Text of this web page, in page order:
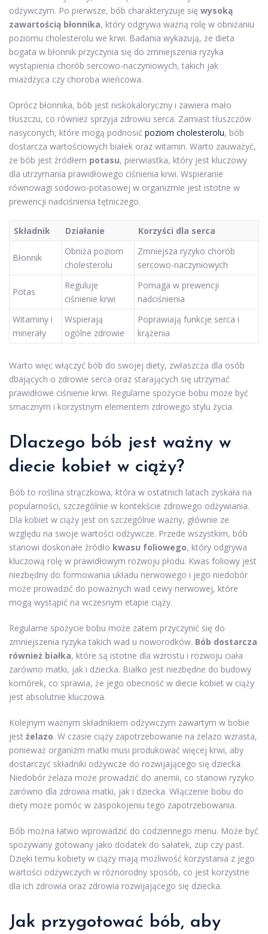
odżywczym. Po pierwsze, bób charakteryzuje się wysoką
zawartością błonnika, który odgrywa ważną rolę w obniżaniu
poziomu cholesterolu we krwi. Badania wykazują, że dieta
bogata w błonnik przyczynia się do zmniejszenia ryzyka
wystąpienia chorób sercowo-naczyniowych, takich jak
miażdżyca czy choroba wieńcowa.
Oprócz błonnika, bób jest niskokaloryczny i zawiera mało
tłuszczu, co również sprzyja zdrowiu serca. Zamiast tłuszczów
nasyconych, które mogą podnosić poziom cholesterolu, bób
dostarcza wartościowych białek oraz witamin. Warto zauważyć,
że bób jest źródłem potasu, pierwiastka, który jest kluczowy
dla utrzymania prawidłowego ciśnienia krwi. Wspieranie
równowagi sodowo-potasowej w organizmie jest istotne w
prewencji nadciśnienia tętniczego.
Składnik Działanie Korzyści dla serca
Błonnik
Obniża poziom
cholesterolu
Zmniejsza ryzyko chorób
sercowo-naczyniowych
Potas
Reguluje
ciśnienie krwi
Pomaga w prewencji
nadciśnienia
Witaminy i
minerały
Wspierają
ogólne zdrowie
Poprawiają funkcje serca i
krążenia
Warto więc włączyć bób do swojej diety, zwłaszcza dla osób
dbających o zdrowie serca oraz starających się utrzymać
prawidłowe ciśnienie krwi. Regularne spożycie bobu może być
smacznym i korzystnym elementem zdrowego stylu życia.
Dlaczego bób jest ważny w
diecie kobiet w ciąży?
Bób to roślina strączkowa, która w ostatnich latach zyskała na
popularności, szczególnie w kontekście zdrowego odżywiania.
Dla kobiet w ciąży jest on szczególnie ważny, głównie ze
względu na swoje wartości odżywcze. Przede wszystkim, bób
stanowi doskonałe źródło kwasu foliowego, który odgrywa
kluczową rolę w prawidłowym rozwoju płodu. Kwas foliowy jest
niezbędny do formowania układu nerwowego i jego niedobór
może prowadzić do poważnych wad cewy nerwowej, które
mogą wystąpić na wczesnym etapie ciąży.
Regularne spożycie bobu może zatem przyczynić się do
zmniejszenia ryzyka takich wad u noworodków. Bób dostarcza
również białka, które są istotne dla wzrostu i rozwoju ciała
zarówno matki, jak i dziecka. Białko jest niezbędne do budowy
komórek, co sprawia, że jego obecność w diecie kobiet w ciąży
jest absolutnie kluczowa.
Kolejnym ważnym składnikiem odżywczym zawartym w bobie
jest żelazo. W czasie ciąży zapotrzebowanie na żelazo wzrasta,
ponieważ organizm matki musi produkować więcej krwi, aby
dostarczyć składniki odżywcze do rozwijającego się dziecka.
Niedobór żelaza może prowadzić do anemii, co stanowi ryzyko
zarówno dla zdrowia matki, jak i dziecka. Włączenie bobu do
diety może pomóc w zaspokojeniu tego zapotrzebowania.
Bób można łatwo wprowadzić do codziennego menu. Może być
spożywany gotowany jako dodatek do sałatek, zup czy past.
Dzięki temu kobiety w ciąży mają możliwość korzystania z jego
wartości odżywczych w różnorodny sposób, co jest korzystne
dla ich zdrowia oraz zdrowia rozwijającego się dziecka.
Jak przygotować bób, aby